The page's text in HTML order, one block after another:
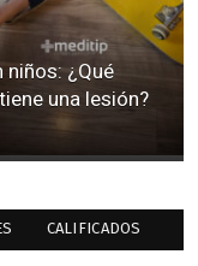
¿Qué
una lesión?
CALIFICADOS